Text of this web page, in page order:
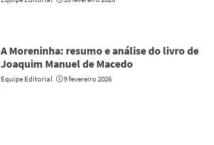
A Moreninha: resumo e análise do livro de
Joaquim Manuel de Macedo
Equipe Editorial 9 fevereiro 2026